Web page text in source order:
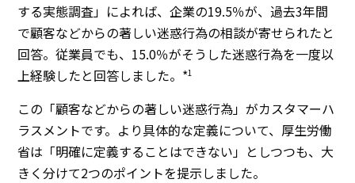
する実態調査」によれば、企業の19.5％が、過去3年間
で顧客などからの著しい迷惑行為の相談が寄せられたと
回答。従業員でも、15.0％がそうした迷惑行為を一度以
上経験したと回答しました。*1
この「顧客などからの著しい迷惑行為」がカスタマーハ
ラスメントです。より具体的な定義について、厚生労働
省は「明確に定義することはできない」としつつも、大
きく分けて2つのポイントを提示しました。